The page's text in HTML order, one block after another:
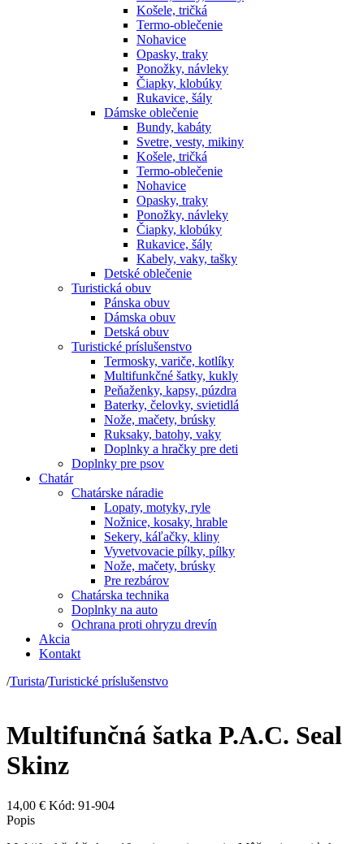
Košele, tričká
Termo-oblečenie
Nohavice
Opasky, traky
Ponožky, návleky
Čiapky, klobúky
Rukavice, šály
Dámske oblečenie
Bundy, kabáty
Svetre, vesty, mikiny
Košele, tričká
Termo-oblečenie
Nohavice
Opasky, traky
Ponožky, návleky
Čiapky, klobúky
Rukavice, šály
Kabely, vaky, tašky
Detské oblečenie
Turistická obuv
Pánska obuv
Dámska obuv
Detská obuv
Turistické príslušenstvo
Termosky, variče, kotlíky
Multifunkčné šatky, kukly
Peňaženky, kapsy, púzdra
Baterky, čelovky, svietidlá
Nože, mačety, brúsky
Ruksaky, batohy, vaky
Doplnky a hračky pre deti
Doplnky pre psov
Chatár
Chatárske náradie
Lopaty, motyky, ryle
Nožnice, kosaky, hrable
Sekery, káľačky, kliny
Vyvetvovacie pílky, pílky
Nože, mačety, brúsky
Pre rezbárov
Chatárska technika
Doplnky na auto
Ochrana proti ohryzu drevín
Akcia
Kontakt
/Turista/Turistické príslušenstvo
Multifunčná šatka P.A.C. Seal
Skinz
14,00 € Kód: 91-904
Popis